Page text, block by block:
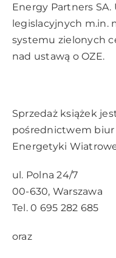
Energy Partners SA.
legislacyjnych m.in.
systemu zielonych
nad ustawą o OZE.
Sprzedaż książek
pośrednictwem biur
Energetyki
ul. Polna 24/7
00-630, Warszawa
Tel. 0 695 282 685
oraz